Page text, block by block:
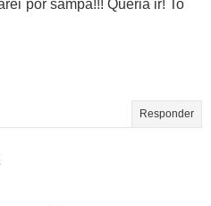
por sampa!!! Queria ir! To
Responder